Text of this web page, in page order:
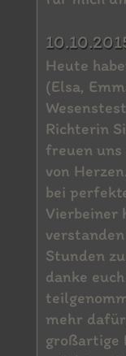
Heute
(Elsa,
Richterin
freuen
von
bei
Vierbeiner
Stunden
danke
mehr
großartige